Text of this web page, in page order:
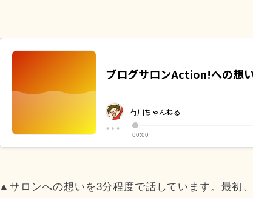
▲サロンへの想いを3分程度で話しています。最初